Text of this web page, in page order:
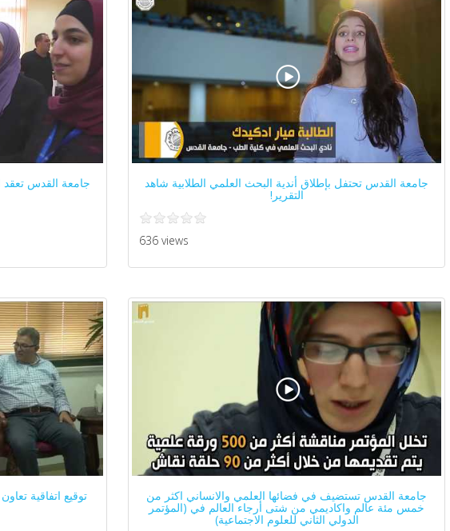
جامعة القدس تعقد جامعة القدس تحتفل بإطلاق أندية البحث العلمي الطلابية شاهد
التقرير!
636 views
جامعة القدس تستضيف في فضائها العلمي والانساني اكثر من
خمس مئة عالم واكاديمي من شتى أرجاء العالم في (المؤتمر
الدولي الثاني للعلوم الاجتماعية)